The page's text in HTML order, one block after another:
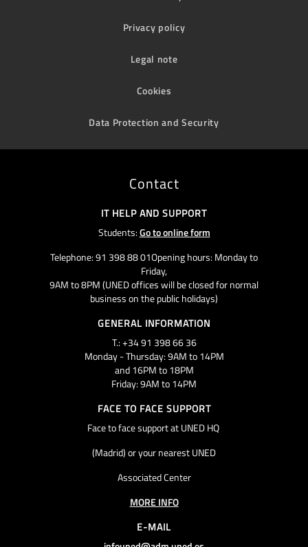
Privacy policy
Legal note
Cookies
Data Protection and Security
Contact
IT HELP AND SUPPORT
Students:Go to online form
Telephone: 91 398 88 01Opening hours: Monday to
Friday,
9AM to 8PM (UNED offices will be closed for normal
business on the public holidays)
GENERAL INFORMATION
T.: +34 91 398 66 36
Monday - Thursday: 9AM to 14PM
and 16PM to 18PM
Friday: 9AM to 14PM
FACE TO FACE SUPPORT
Face to face support at UNED HQ
(Madrid) or your nearest UNED
Associated Center
MORE INFO
E-MAIL